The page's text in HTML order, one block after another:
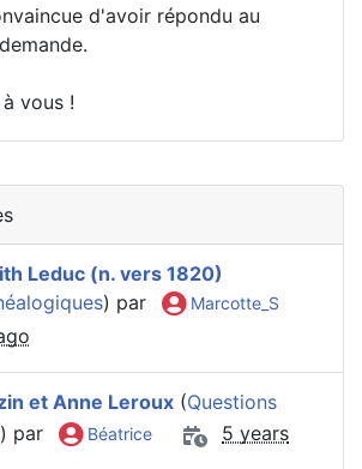
d'avoir répondu au
vous !
Leduc (n. vers 1820)
) par Marcotte_S
et Anne Leroux (Questions
) par Béatrice
5 years